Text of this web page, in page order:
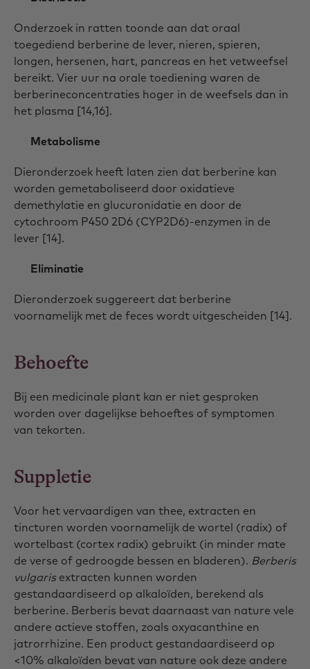
Onderzoek in ratten toonde aan dat oraal
toegediend berberine de lever, nieren, spieren,
longen, hersenen, hart, pancreas en het vetweefsel
bereikt. Vier uur na orale toediening waren de
berberineconcentraties hoger in de weefsels dan in
het plasma [14,16].
Metabolisme
Dieronderzoek heeft laten zien dat berberine kan
worden gemetaboliseerd door oxidatieve
demethylatie en glucuronidatie en door de
cytochroom P450 2D6 (CYP2D6)-enzymen in de
lever [14].
Eliminatie
Dieronderzoek suggereert dat berberine
voornamelijk met de feces wordt uitgescheiden [14].
Behoefte
Bij een medicinale plant kan er niet gesproken
worden over dagelijkse behoeftes of symptomen
van tekorten.
Suppletie
Voor het vervaardigen van thee, extracten en
tincturen worden voornamelijk de wortel (radix) of
wortelbast (cortex radix) gebruikt (in minder mate
de verse of gedroogde bessen en bladeren). Berberis
vulgarisextracten kunnen worden
gestandaardiseerd op alkaloïden, berekend als
berberine. Berberis bevat daarnaast van nature vele
andere actieve stoffen, zoals oxyacanthine en
jatrorrhizine. Een product gestandaardiseerd op
<10% alkaloïden bevat van nature ook deze andere